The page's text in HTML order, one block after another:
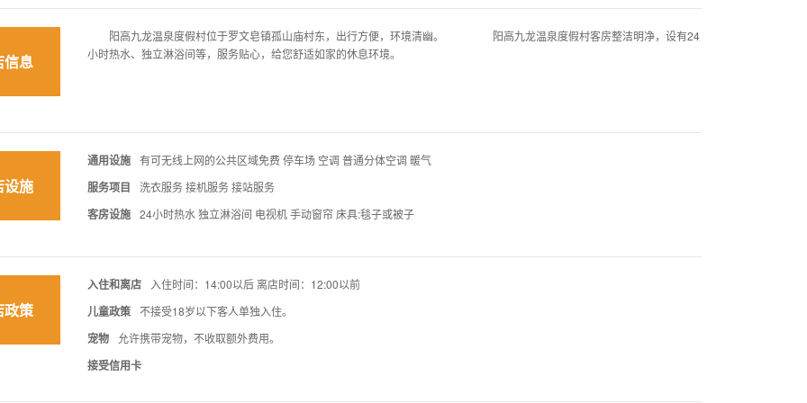
信息
阳高九龙温泉度假村位于罗文皂镇孤山庙村东，出行方便，环境清幽。 阳高九龙温泉度假村客房整洁明净，设有24
小时热水、独立淋浴间等，服务贴心，给您舒适如家的休息环境。
设施
通用设施 有可无线上网的公共区域免费 停车场 空调 普通分体空调 暖气
服务项目 洗衣服务 接机服务 接站服务
客房设施 24小时热水 独立淋浴间 电视机 手动窗帘 床具:毯子或被子
政策
入住和离店 入住时间：14:00以后 离店时间：12:00以前
儿童政策 不接受18岁以下客人单独入住。
宠物 允许携带宠物，不收取额外费用。
接受信用卡